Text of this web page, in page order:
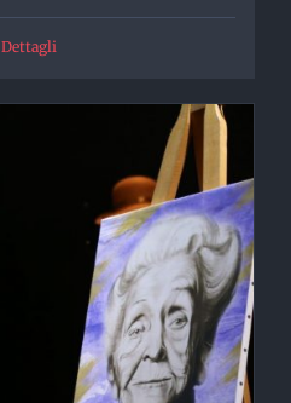
Dettagli